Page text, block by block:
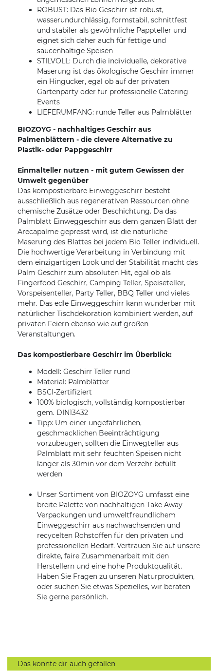
ROBUST: Das Bio Geschirr ist robust,
wasserundurchlässig, formstabil, schnittfest
und stabiler als gewöhnliche Pappteller und
eignet sich daher auch für fettige und
saucenhaltige Speisen
STILVOLL: Durch die individuelle, dekorative
Maserung ist das ökologische Geschirr immer
ein Hingucker, egal ob auf der privaten
Gartenparty oder für professionelle Catering
Events
LIEFERUMFANG: runde Teller aus Palmblätter
BIOZOYG - nachhaltiges Geschirr aus
Palmenblättern - die clevere Alternative zu
Plastik- oder Pappgeschirr
Einmalteller nutzen - mit gutem Gewissen der
Umwelt gegenüber
Das kompostierbare Einweggeschirr besteht
ausschließlich aus regenerativen Ressourcen ohne
chemische Zusätze oder Beschichtung. Da das
Palmblatt Einweggeschirr aus dem ganzen Blatt der
Arecapalme gepresst wird, ist die natürliche
Maserung des Blattes bei jedem Bio Teller individuell.
Die hochwertige Verarbeitung in Verbindung mit
dem einzigartigen Look und der Stabilität macht das
Palm Geschirr zum absoluten Hit, egal ob als
Fingerfood Geschirr, Camping Teller, Speiseteller,
Vorspeisenteller, Party Teller, BBQ Teller und vieles
mehr. Das edle Einweggeschirr kann wunderbar mit
natürlicher Tischdekoration kombiniert werden, auf
privaten Feiern ebenso wie auf großen
Veranstaltungen.
Das kompostierbare Geschirr im Überblick:
Modell: Geschirr Teller rund
Material: Palmblätter
BSCI-Zertifiziert
100% biologisch, vollständig kompostierbar
gem. DIN13432
Tipp: Um einer ungefährlichen,
geschmacklichen Beeinträchtigung
vorzubeugen, sollten die Einwegteller aus
Palmblatt mit sehr feuchten Speisen nicht
länger als 30min vor dem Verzehr befüllt
werden
Unser Sortiment von BIOZOYG umfasst eine
breite Palette von nachhaltigen Take Away
Verpackungen und umweltfreundlichem
Einweggeschirr aus nachwachsenden und
recycelten Rohstoffen für den privaten und
professionellen Bedarf. Vertrauen Sie auf unsere
direkte, faire Zusammenarbeit mit den
Herstellern und eine hohe Produktqualität.
Haben Sie Fragen zu unseren Naturprodukten,
oder suchen Sie etwas Spezielles, wir beraten
Sie gerne persönlich.
Das könnte dir auch gefallen